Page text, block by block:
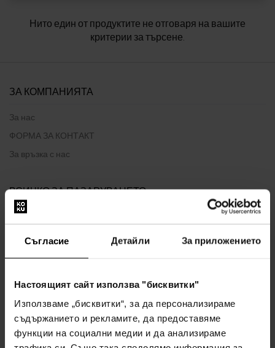
Съгласие Детайли За приложението
Настоящият сайт използва "бисквитки"
Използваме „бисквитки“, за да персонализираме
съдържанието и рекламите, да предоставяме
функции на социални медии и да анализираме
Нито един от продуктите не отговаря на вашите
критерии за търсене.
ЗА КОМПАНИЯТА
За нас
ФОРМА ЗА КОНТАКТ
За връзка с нас
ВСИЧКО ЗА ПАЗАРУВАНЕТО
Програма за лоялност
Общи правила и условия
Начин на доставка
Кога ще получа поръчаните стоки?
Защо парфюми и часовници от нас?
Какво е тестер за парфюми?